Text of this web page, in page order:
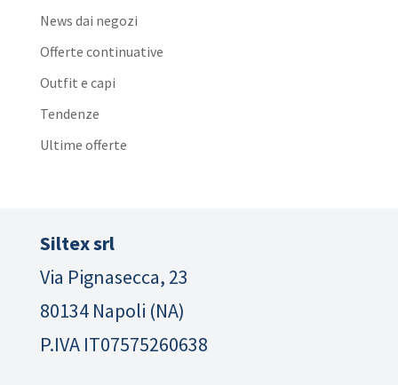
News dai negozi
Offerte continuative
Outfit e capi
Tendenze
Ultime offerte
Siltex srl
Via Pignasecca, 23
80134 Napoli (NA)
P.IVA IT07575260638